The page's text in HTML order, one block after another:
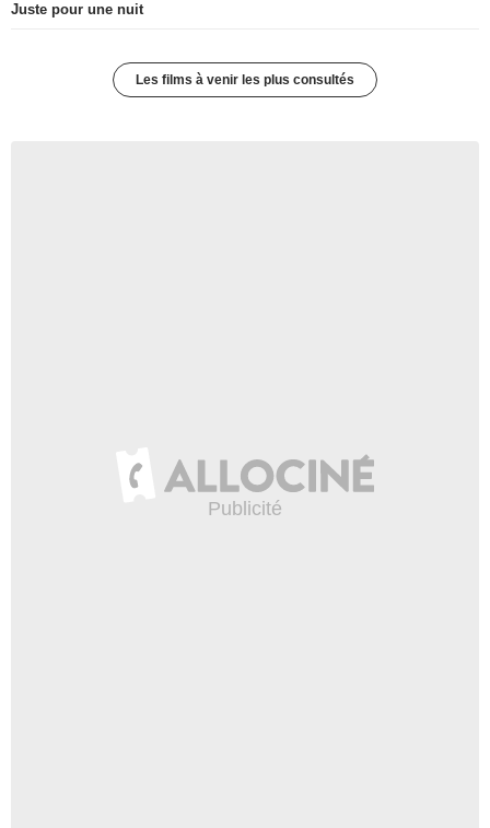
Juste pour une nuit
Les films à venir les plus consultés